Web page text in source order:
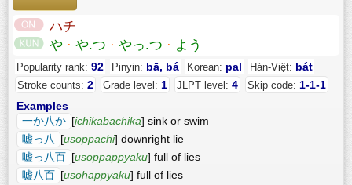
ハチ
や · や.つ · やっ.つ · よう
Popularity rank: 92 Pinyin: bā, bá Korean: pal Hán-Việt: bát
Stroke counts: 2 Grade level: 1 JLPT level: 4 Skip code: 1-1-1
Examples
一か八か [ichikabachika] sink or swim
嘘っ八
[usoppachi] downright lie
嘘っ八百 [usoppappyaku] full of lies
嘘八百 [usohappyaku] full of lies